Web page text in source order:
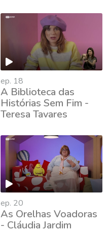
ep. 18
A Biblioteca das
Histórias Sem Fim -
Teresa Tavares
ep. 20
As Orelhas Voadoras
- Cláudia Jardim